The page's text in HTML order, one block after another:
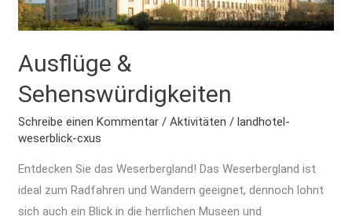
Ausflüge &
Sehenswürdigkeiten
Schreibe einen Kommentar /Aktivitäten / landhotel-
weserblick-cxus
Entdecken Sie das Weserbergland! Das Weserbergland ist
ideal zum Radfahren und Wandern geeignet, dennoch lohnt
sich auch ein Blick in die herrlichen Museen und